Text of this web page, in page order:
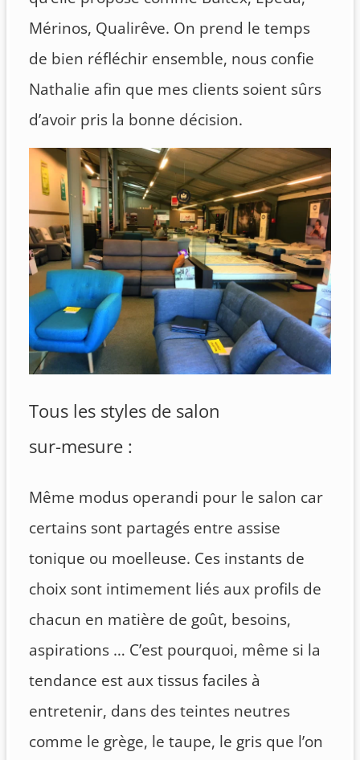
Mérinos, Qualirêve. On prend le temps
de bien réfléchir ensemble, nous confie
Nathalie afin que mes clients soient sûrs
d’avoir pris la bonne décision.
Tous les styles de salon
sur-mesure :
Même modus operandi pour le salon car
certains sont partagés entre assise
tonique ou moelleuse. Ces instants de
choix sont intimement liés aux profils de
chacun en matière de goût, besoins,
aspirations … C’est pourquoi, même si la
tendance est aux tissus faciles à
entretenir, dans des teintes neutres
comme le grège, le taupe, le gris que l’on